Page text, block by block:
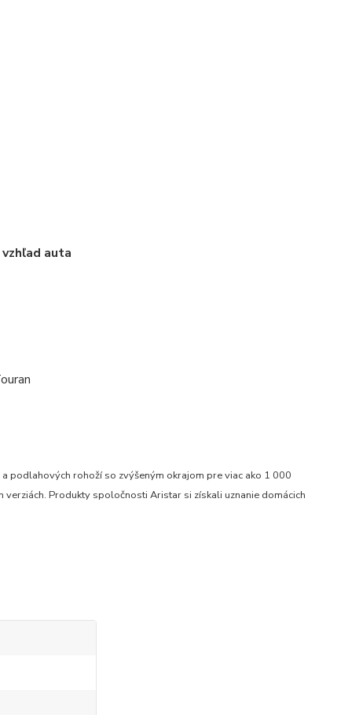
auta
podlahových rohoží so zvýšeným okrajom pre viac ako 1 000
Produkty spoločnosti Aristar si získali uznanie domácich